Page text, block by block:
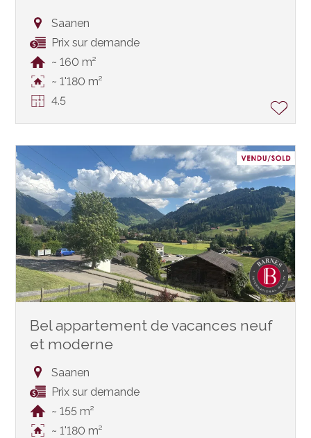
Saanen
Prix sur demande
~ 160 m²
~ 1'180 m²
4.5
Bel appartement de vacances neuf
et moderne
Saanen
Prix sur demande
~ 155 m²
~ 1'180 m²